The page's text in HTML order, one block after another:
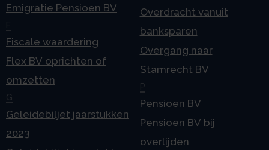
Emigratie Pensioen BV
F
Fiscale waardering
Flex BV oprichten of
omzetten
G
Geleidebiljet jaarstukken
2023
Overdracht vanuit
banksparen
Overgang naar
Stamrecht BV
P
Pensioen BV
Pensioen BV bij
overlijden